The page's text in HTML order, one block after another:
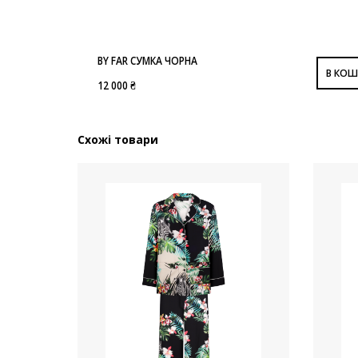
BY FAR СУМКА ЧОРНА
12 000 ₴
В
Схожі товари